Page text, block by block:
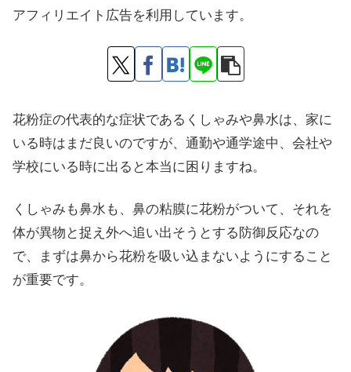
アフィリエイト広告を利用しています。
花粉症の代表的な症状であるくしゃみや鼻水は、家に
いる時はまだ良いのですが、通勤や通学途中、会社や
学校にいる時に出ると本当に困りますね。
くしゃみも鼻水も、鼻の粘膜に花粉がついて、それを
体が異物と捉え外へ追い出そうとする防御反応なの
で、まずは鼻から花粉を吸い込まないようにすること
が重要です。